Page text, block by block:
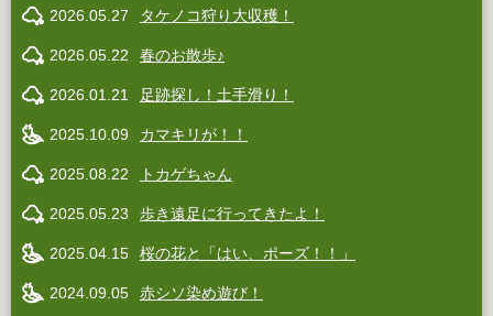
2026.05.27 タケノコ狩り大収穫！
2026.05.22 春のお散歩♪
2026.01.21 足跡探し！土手滑り！
2025.10.09 カマキリが！！
2025.08.22 トカゲちゃん
2025.05.23 歩き遠足に行ってきたよ！
2025.04.15 桜の花と「はい、ポーズ！！」
2024.09.05 赤シソ染め遊び！